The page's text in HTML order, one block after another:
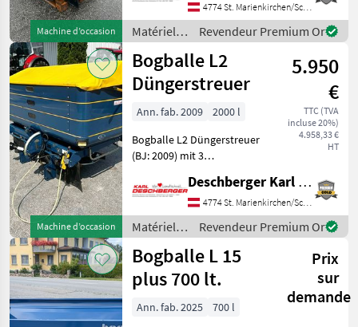
Machine d’occasion
Schieberbetätigung - Ihr
Ansprechpartner - Hr.
Christoph Desc
4774 St. Marienkirchen/Schärding
Matériels
de
fertilisation
et
irrigation
/ Bogballe
Revendeur Premium Or
Machine d’occasion
Bogballe L2
Düngerstreuer
5.950
€
TTC (TVA
incluse 20%)
4.958,33 €
HT
Ann. fab. 2009
2000 l
Bogballe L2 Düngerstreuer
(BJ: 2009) mit 3
(Gesamtinhalt: ca. 2.000 l),
Abdeckschwenkplane,
Beleuchtung für
Straßenfahrt,
Drehrichtungsänderung
übe
Deschberger Karl Landtechnik GesmbH & Co KG
4774 St. Marienkirchen/Schärding
Matériels
de
fertilisation
et
irrigation
/ Bogballe
Revendeur Premium Or
Bogballe L 15
plus 700 lt.
Prix
sur
demande
Ann. fab. 2025
700 l